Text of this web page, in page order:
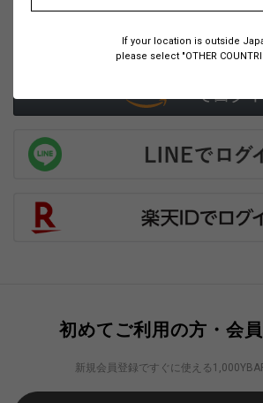
If your location is outside
please select "OTHER
または
初めてご利用の方・会
新規会員登録ですぐに使える